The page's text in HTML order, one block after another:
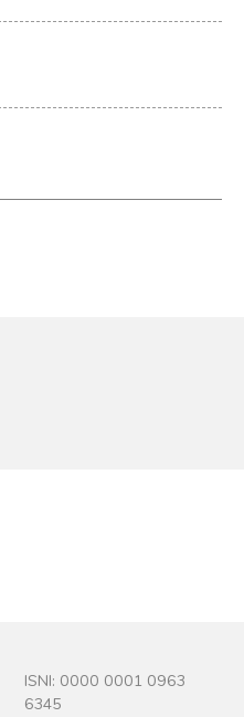
ISNI: 0000 0001 0963
6345